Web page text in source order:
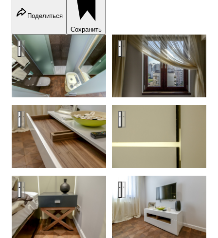
Поделиться
Сохранить
Спальня со стеклянным кубомСпальня со стеклянным
Спальня со стеклянным кубомСпальня со стеклянным
Спальня со стеклянным кубомСпальня со стеклянным